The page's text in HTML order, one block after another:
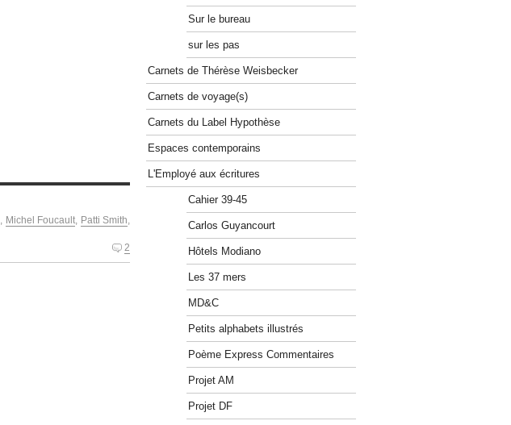
Michel Foucault Patti Smith
2
Sur le bureau
sur les pas
Carnets de Thérèse Weisbecker
Carnets de voyage(s)
Carnets du Label Hypothèse
Espaces contemporains
L'Employé aux écritures
Cahier 39-45
Carlos Guyancourt
Hôtels Modiano
Les 37 mers
MD&C
Petits alphabets illustrés
Poème Express Commentaires
Projet AM
Projet DF